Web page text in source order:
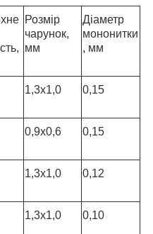
Розмір
чарунок,
мм
Діаметр
мононитки
, мм
1,3х1,0 0,15
0,9х0,6 0,15
1,3х1,0 0,12
1,3х1,0 0,10